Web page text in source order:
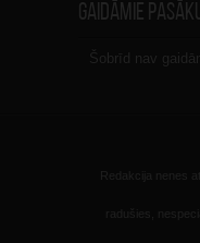
Gaidāmie
Šobrīd nav
Redakcija nenes
radušies,